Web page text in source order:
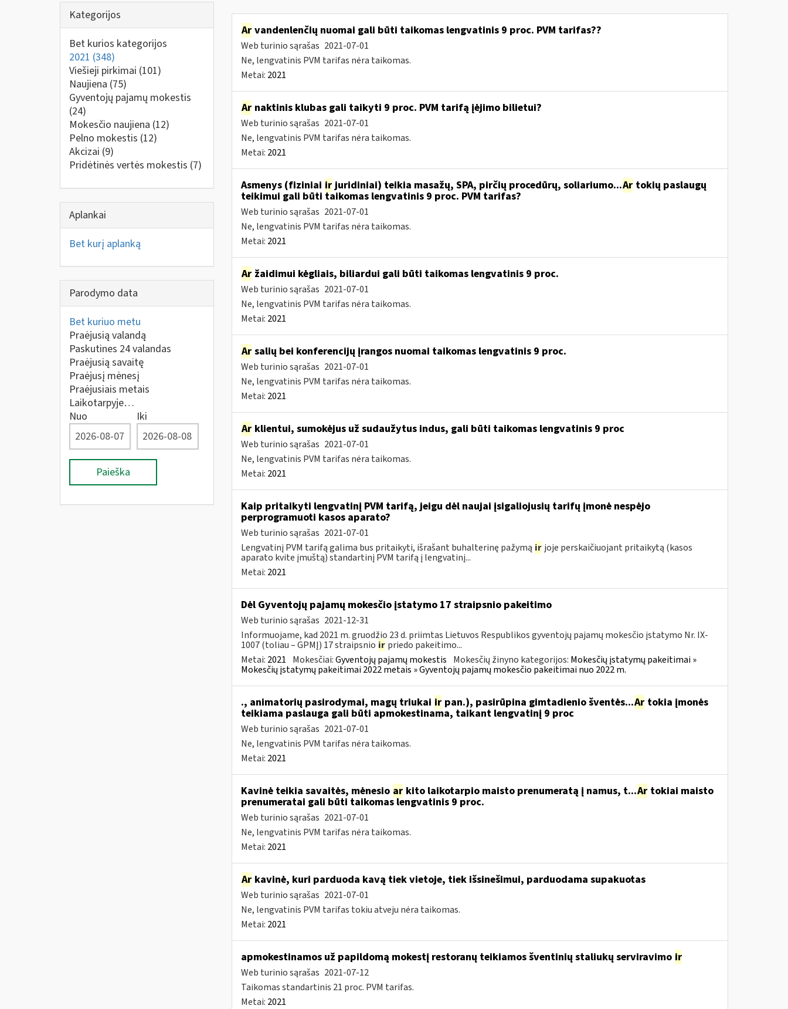
Kategorijos
Bet kurios kategorijos
2021 (348)
Viešieji pirkimai (101)
Naujiena (75)
Gyventojų pajamų mokestis
(24)
Mokesčio naujiena (12)
Pelno mokestis (12)
Akcizai (9)
Pridėtinės vertės mokestis (7)
Aplankai
Bet kurį aplanką
Parodymo data
Bet kuriuo metu
Praėjusią valandą
Paskutines 24 valandas
Praėjusią savaitę
Praėjusį mėnesį
Praėjusiais metais
Laikotarpyje…
Nuo
Iki
Paieška
Arvandenlenčių nuomai gali būti taikomas lengvatinis 9 proc. PVM tarifas??
Web turinio sąrašas 2021-07-01
Ne, lengvatinis PVM tarifas nėra taikomas.
Metai: 2021
Arnaktinis klubas gali taikyti 9 proc. PVM tarifą įėjimo bilietui?
Web turinio sąrašas 2021-07-01
Ne, lengvatinis PVM tarifas nėra taikomas.
Metai: 2021
Asmenys (fiziniai irjuridiniai) teikia masažų, SPA, pirčių procedūrų, soliariumo...Artokių paslaugų
teikimui gali būti taikomas lengvatinis 9 proc. PVM tarifas?
Web turinio sąrašas 2021-07-01
Ne, lengvatinis PVM tarifas nėra taikomas.
Metai: 2021
Aržaidimui kėgliais, biliardui gali būti taikomas lengvatinis 9 proc.
Web turinio sąrašas 2021-07-01
Ne, lengvatinis PVM tarifas nėra taikomas.
Metai: 2021
Arsalių bei konferencijų įrangos nuomai taikomas lengvatinis 9 proc.
Web turinio sąrašas 2021-07-01
Ne, lengvatinis PVM tarifas nėra taikomas.
Metai: 2021
Arklientui, sumokėjus už sudaužytus indus, gali būti taikomas lengvatinis 9 proc
Web turinio sąrašas 2021-07-01
Ne, lengvatinis PVM tarifas nėra taikomas.
Metai: 2021
Kaip pritaikyti lengvatinį PVM tarifą, jeigu dėl naujai įsigaliojusių tarifų įmonė nespėjo
perprogramuoti kasos aparato?
Web turinio sąrašas 2021-07-01
Lengvatinį PVM tarifą galima bus pritaikyti, išrašant buhalterinę pažymą ir joje perskaičiuojant pritaikytą (kasos
aparato kvite įmuštą) standartinį PVM tarifą į lengvatinį...
Metai: 2021
Dėl Gyventojų pajamų mokesčio įstatymo 17 straipsnio pakeitimo
Web turinio sąrašas 2021-12-31
Informuojame, kad 2021 m. gruodžio 23 d. priimtas Lietuvos Respublikos gyventojų pajamų mokesčio įstatymo Nr. IX-
1007 (toliau – GPMĮ) 17 straipsnio ir priedo pakeitimo...
Metai: 2021 Mokesčiai:Gyventojų pajamų mokestis Mokesčių žinyno kategorijos: Mokesčių įstatymų pakeitimai »
Mokesčių įstatymų pakeitimai 2022 metais » Gyventojų pajamų mokesčio pakeitimai nuo 2022 m.
., animatorių pasirodymai, magų triukai irpan.), pasirūpina gimtadienio šventės...Artokia įmonės
teikiama paslauga gali būti apmokestinama, taikant lengvatinį 9 proc
Web turinio sąrašas 2021-07-01
Ne, lengvatinis PVM tarifas nėra taikomas.
Metai: 2021
Kavinė teikia savaitės, mėnesio arkito laikotarpio maisto prenumeratą į namus, t...Artokiai maisto
prenumeratai gali būti taikomas lengvatinis 9 proc.
Web turinio sąrašas 2021-07-01
Ne, lengvatinis PVM tarifas nėra taikomas.
Metai: 2021
Arkavinė, kuri parduoda kavą tiek vietoje, tiek išsinešimui, parduodama supakuotas
Web turinio sąrašas 2021-07-01
Ne, lengvatinis PVM tarifas tokiu atveju nėra taikomas.
Metai: 2021
apmokestinamos už papildomą mokestį restoranų teikiamos šventinių staliukų serviravimo ir
Web turinio sąrašas 2021-07-12
Taikomas standartinis 21 proc. PVM tarifas.
Metai: 2021